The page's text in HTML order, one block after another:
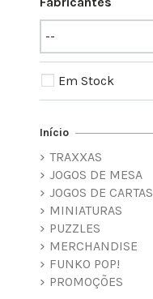
Em Stock
Início
TRAXXAS
JOGOS DE MESA
JOGOS DE CARTAS
MINIATURAS
PUZZLES
MERCHANDISE
FUNKO POP!
PROMOÇÕES